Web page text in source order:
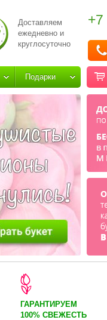
Доставляем
ежедневно и
круглосуточно
+7
Подарки
ГАРАНТИРУЕМ
100% СВЕЖЕСТЬ